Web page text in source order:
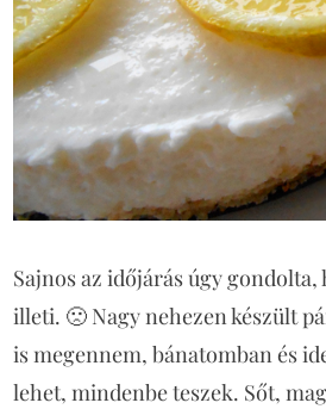
Sajnos az időjárás úgy
illeti. 🙁 Nagy nehezen készült
is megennem, bánatomban és
lehet, mindenbe teszek. Sőt,